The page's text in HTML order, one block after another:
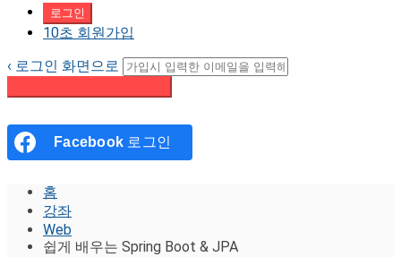
10초 회원가입
‹ 로그인 화면으로
Facebook 로그인
홈
강좌
Web
쉽게 배우는 Spring Boot & JPA